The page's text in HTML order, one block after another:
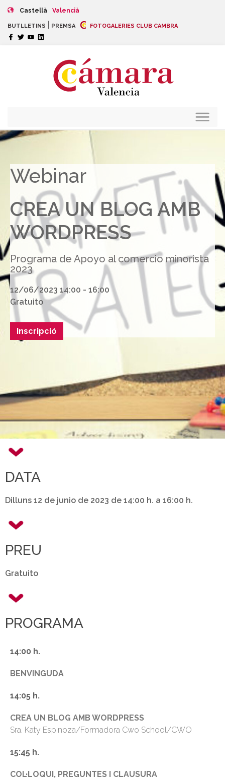
Castellà Valencià
BUTLLETINS PREMSA FOTOGALERIES CLUB CAMBRA
Webinar
CREA UN BLOG AMB
WORDPRESS
Programa de Apoyo al comercio minorista
2023
12/06/2023 14:00 - 16:00
Gratuito
Inscripció
DATA
Dilluns 12 de junio de 2023 de 14:00 h. a 16:00 h.
PREU
Gratuito
PROGRAMA
14:00 h.
BENVINGUDA
14:05 h.
CREA UN BLOG AMB WORDPRESS
Sra. Katy Espinoza/Formadora Cwo School/CWO
15:45 h.
COL·LOQUI, PREGUNTES I CLAUSURA